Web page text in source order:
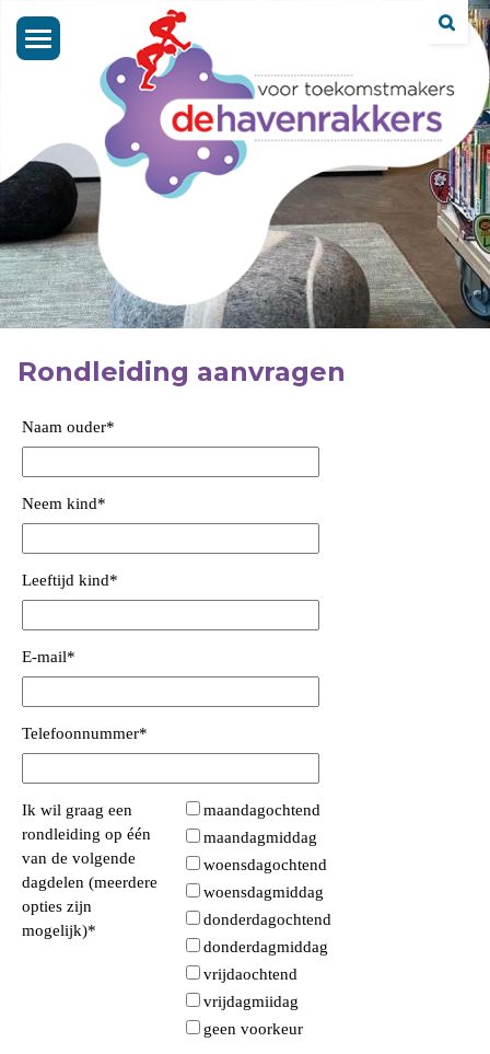
Toggle
navigation
Rondleiding aanvragen
Naam ouder*
Neem kind*
Leeftijd kind*
E-mail*
Telefoonnummer*
Ik wil graag een
rondleiding op één
van de volgende
dagdelen (meerdere
opties zijn
mogelijk)*
maandagochtend
maandagmiddag
woensdagochtend
woensdagmiddag
donderdagochtend
donderdagmiddag
vrijdaochtend
vrijdagmiidag
geen voorkeur